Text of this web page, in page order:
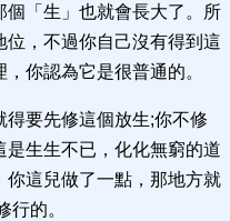
「生」也就會長大了。所
位，不過你自己沒有得到這
你認為它是很普通的。
要先修這個放生;你不修
生生不已，化化無窮的道
這兒做了一點，那地方就
行的。